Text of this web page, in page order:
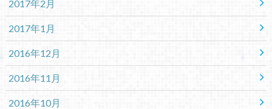
2017年2月
2017年1月
2016年12月
2016年11月
2016年10月